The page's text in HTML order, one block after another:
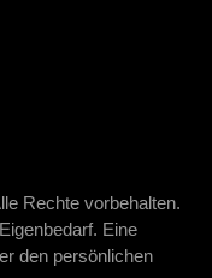
Rechte vorbehalten.
Eine
den persönlichen